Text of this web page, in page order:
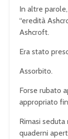
In altre
“eredità
Ashcroft.
Era stato
Assorbito.
Forse rubato
appropriato
Rimasi
quaderni